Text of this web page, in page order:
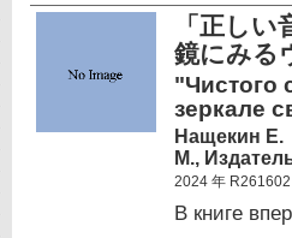
「正し
鏡にみる
"Чистого
зеркале
Нащекин Е.
М.,
2024 年 R261602
В книге